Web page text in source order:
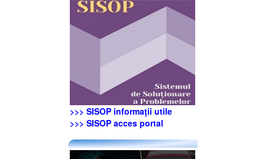
>>> SISOP informaţii utile
>>> SISOP acces portal